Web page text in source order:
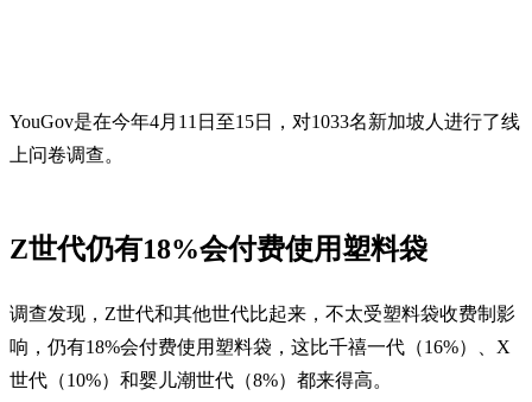
YouGov是在今年4月11日至15日，对1033名新加坡人进行了线
上问卷调查。
Z世代仍有18%会付费使用塑料袋
调查发现，Z世代和其他世代比起来，不太受塑料袋收费制影
响，仍有18%会付费使用塑料袋，这比千禧一代（16%）、X
世代（10%）和婴儿潮世代（8%）都来得高。